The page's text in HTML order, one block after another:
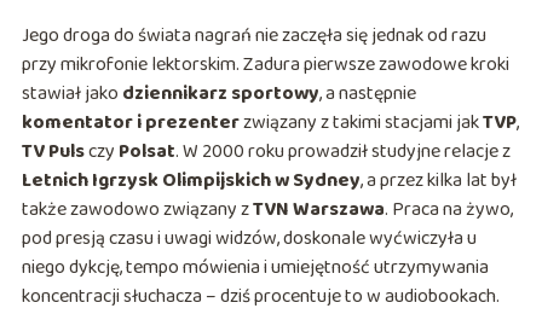
Jego droga do świata nagrań nie zaczęła się jednak od razu
przy mikrofonie lektorskim. Zadura pierwsze zawodowe kroki
stawiał jako dziennikarz sportowy, a następnie
komentator i prezenterzwiązany z takimi stacjami jakTVP,
TV Pulsczy Polsat. W 2000 roku prowadził studyjne relacje z
Letnich Igrzysk Olimpijskich w Sydney, a przez kilka lat był
także zawodowo związany zTVN Warszawa. Praca na żywo,
pod presją czasu i uwagi widzów, doskonale wyćwiczyła u
niego dykcję, tempo mówienia i umiejętność utrzymywania
koncentracji słuchacza – dziś procentuje to w audiobookach.